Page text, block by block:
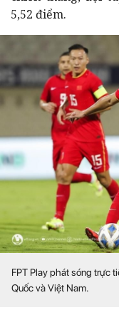
5,52 điểm.
FPT Play phát sóng trực
Quốc và Việt Nam.